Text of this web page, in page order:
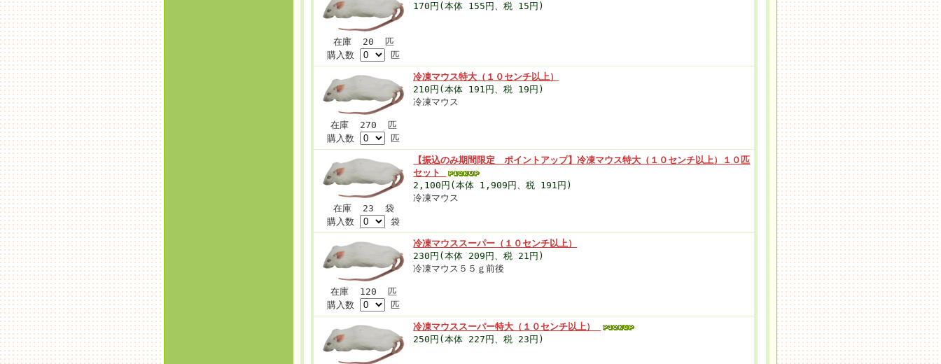
在庫 20 匹
購入数
匹
170円(本体 155円、税 15円)
在庫 270 匹
購入数
匹
冷凍マウス特大（１０センチ以上）
210円(本体 191円、税 19円)
冷凍マウス
在庫 23 袋
購入数
袋
【振込のみ期間限定 ポイントアップ】冷凍マウス特大（１０センチ以上）１０匹
セット
2,100円(本体 1,909円、税 191円)
冷凍マウス
在庫 120 匹
購入数
匹
冷凍マウススーパー（１０センチ以上）
230円(本体 209円、税 21円)
冷凍マウス５５ｇ前後
冷凍マウススーパー特大（１０センチ以上）
250円(本体 227円、税 23円)